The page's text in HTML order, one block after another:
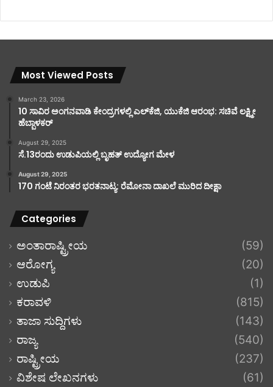
Most Viewed Posts
March 23, 2026
10 ಸಾವಿರ ಅಂಗನವಾಡಿ ಕೇಂದ್ರಗಳಲ್ಲಿ ಎಲ್‌ಕೆಜಿ, ಯುಕೆಜಿ ಆರಂಭ: ಸಚಿವೆ ಲಕ್ಷ್ಮೀ
ಹೆಬ್ಬಾಳಕರ್
August 29, 2025
ಸೆ.13ರಂದು ಉಡುಪಿಯಲ್ಲಿ ಬೃಹತ್ ಉದ್ಯೋಗ ಮೇಳ
August 29, 2025
170 ಗಂಟೆ ನಿರಂತರ ಭರತನಾಟ್ಯ: ರೆಮೋನಾ ದಾಖಲೆ ಮುರಿದ ದೀಕ್ಷಾ
Categories
ಅಂತಾರಾಷ್ಟ್ರೀಯ
(59)
ಆರೋಗ್ಯ
(20)
ಉಡುಪಿ
(1)
ಕರಾವಳಿ
(815)
ತಾಜಾ ಸುದ್ದಿಗಳು
(143)
ರಾಜ್ಯ
(540)
ರಾಷ್ಟ್ರೀಯ
(237)
ವಿಶೇಷ ಲೇಖನಗಳು
(61)